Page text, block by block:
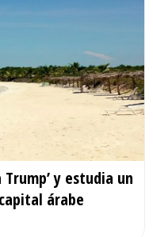
y estudia un
árabe